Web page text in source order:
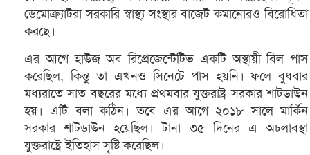
ডেমোক্র্যাটরা সরকারি স্বাস্থ্য সংস্থার বাজেট কমানোরও বিরোধিতা
করছে।
এর আগে হাউজ অব রিপ্রেজেন্টেটিভ একটি অস্থায়ী বিল পাস
করেছিল, কিন্তু তা এখনও সিনেটে পাস হয়নি। ফলে বুধবার
মধ্যরাতে সাত বছরের মধ্যে প্রথমবার যুক্তরাষ্ট্র সরকার শাটডাউন
হয়। এটি বলা কঠিন। তবে এর আগে ২০১৮ সালে মার্কিন
সরকার শাটডাউন হয়েছিল। টানা ৩৫ দিনের এ অচলাবস্থা
যুক্তরাষ্ট্রে ইতিহাস সৃষ্টি করেছিল।